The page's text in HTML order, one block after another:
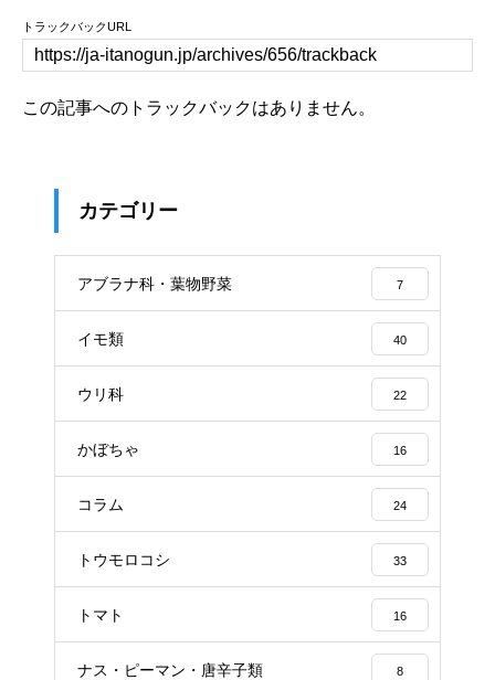
トラックバックURL
この記事へのトラックバックはありません。
カテゴリー
アブラナ科・葉物野菜 7
イモ類 40
ウリ科 22
かぼちゃ 16
コラム 24
トウモロコシ 33
トマト 16
ナス・ピーマン・唐辛子類 8